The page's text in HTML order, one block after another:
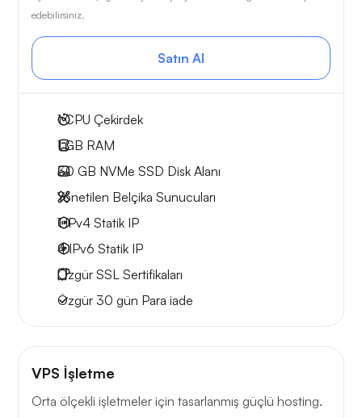
edebilirsiniz.
Satın Al
1CPU Çekirdek
1 GB RAM
30 GB NVMe SSD Disk Alanı
Yönetilen Belçika Sunucuları
1 IPv4 Statik IP
4 IPv6 Statik IP
Özgür SSL Sertifikaları
Özgür 30 gün Para iade
VPS İşletme
Orta ölçekli işletmeler için tasarlanmış güçlü hosting.